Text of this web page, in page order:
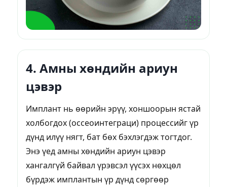
4. Амны хөндийн ариун
цэвэр
Имплант нь өөрийн эрүү, хоншоорын ястай
холбогдох (оссеоинтеграци) процессийг үр
дүнд илүү нягт, бат бөх бэхлэгдэж тогтдог.
Энэ үед амны хөндийн ариун цэвэр
хангалгүй байвал үрэвсэл үүсэх нөхцөл
бүрдэж имплантын үр дүнд сөргөөр